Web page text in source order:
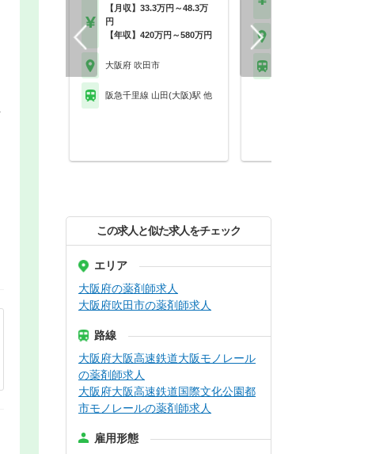
【月収】33.3万円～48.3万
円
【年収】420万円～580万円
大阪府 吹田市
阪急千里線 山田(大阪)駅 他
この求人と似た求人をチェック
エリア
大阪府の薬剤師求人
大阪府吹田市の薬剤師求人
路線
大阪府大阪高速鉄道大阪モノレール
の薬剤師求人
大阪府大阪高速鉄道国際文化公園都
市モノレールの薬剤師求人
雇用形態